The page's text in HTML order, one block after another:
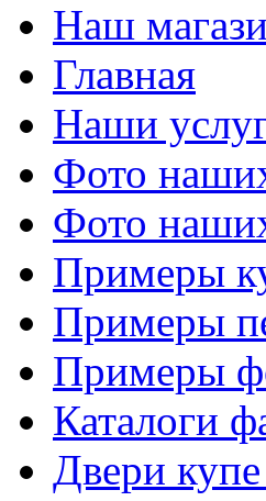
Наш
Главная
Наши
Фото
Фото
Примеры
Примеры
Примеры
Каталоги
Двери